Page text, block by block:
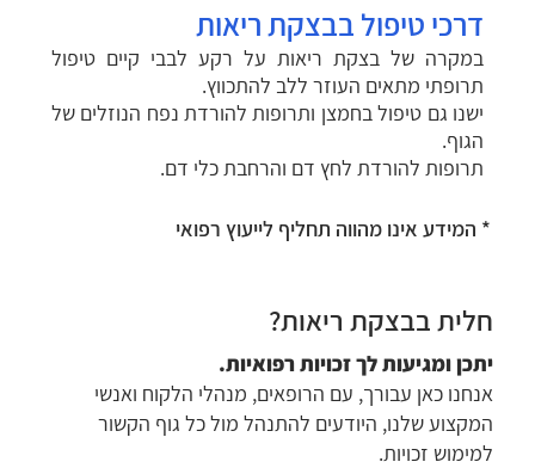
דרכי טיפול בבצקת ריאות
במקרה של בצקת ריאות על רקע לבבי קיים טיפול
תרופתי מתאים העוזר ללב להתכווץ.
ישנו גם טיפול בחמצן ותרופות להורדת נפח הנוזלים של
הגוף.
תרופות להורדת לחץ דם והרחבת כלי דם.
* המידע אינו מהווה תחליף לייעוץ רפואי
חלית בבצקת ריאות?
יתכן ומגיעות לך זכויות רפואיות.
אנחנו כאן עבורך, עם הרופאים, מנהלי הלקוח ואנשי
המקצוע שלנו, היודעים להתנהל מול כל גוף הקשור
למימוש זכויות.